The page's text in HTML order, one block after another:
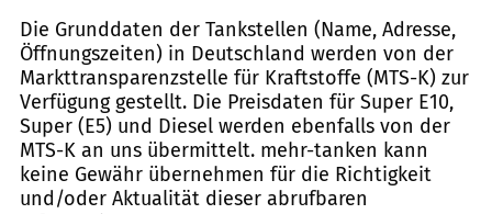
Die Grunddaten der Tankstellen (Name, Adresse,
Öffnungszeiten) in Deutschland werden von der
Markttransparenzstelle für Kraftstoffe (MTS-K) zur
Verfügung gestellt. Die Preisdaten für Super E10,
Super (E5) und Diesel werden ebenfalls von der
MTS-K an uns übermittelt. mehr-tanken kann
keine Gewähr übernehmen für die Richtigkeit
und/oder Aktualität dieser abrufbaren